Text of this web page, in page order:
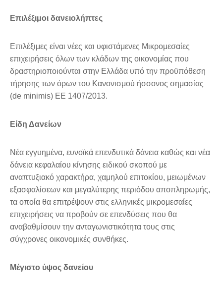
Eπιλέξιμοι δανειολήπτες
Επιλέξιμες είναι νέες και υφιστάμενες Mικρομεσαίες
επιχειρήσεις όλων των κλάδων της οικονομίας που
δραστηριοποιούνται στην Ελλάδα υπό την προϋπόθεση
τήρησης των όρων του Κανονισμού ήσσονος σημασίας
(de minimis) EE 1407/2013.
Είδη Δανείων
Νέα εγγυημένα, ευνοϊκά επενδυτικά δάνεια καθώς και νέα
δάνεια κεφαλαίου κίνησης ειδικού σκοπού με
αναπτυξιακό χαρακτήρα, χαμηλού επιτοκίου, μειωμένων
εξασφαλίσεων και μεγαλύτερης περιόδου αποπληρωμής,
τα οποία θα επιτρέψουν στις ελληνικές μικρομεσαίες
επιχειρήσεις να προβούν σε επενδύσεις που θα
αναβαθμίσουν την ανταγωνιστικότητα τους στις
σύγχρονες οικονομικές συνθήκες.
Μέγιστο ύψος δανείου